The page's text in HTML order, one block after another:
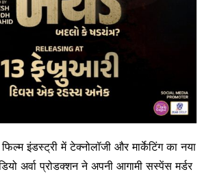
इंडस्ट्री में टेक्नोलॉजी और मार्केटिंग का नया
अर्वा प्रोडक्शन ने अपनी आगामी सस्पेंस मर्डर